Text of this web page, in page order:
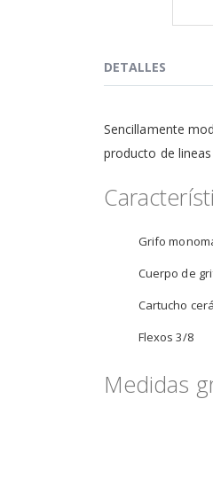
comienzo
de
de
imágenes
DETALLES
Sencillamente
producto de
Grifo
Cuerpo de
Cartucho
Flexos 3/8
Medidas